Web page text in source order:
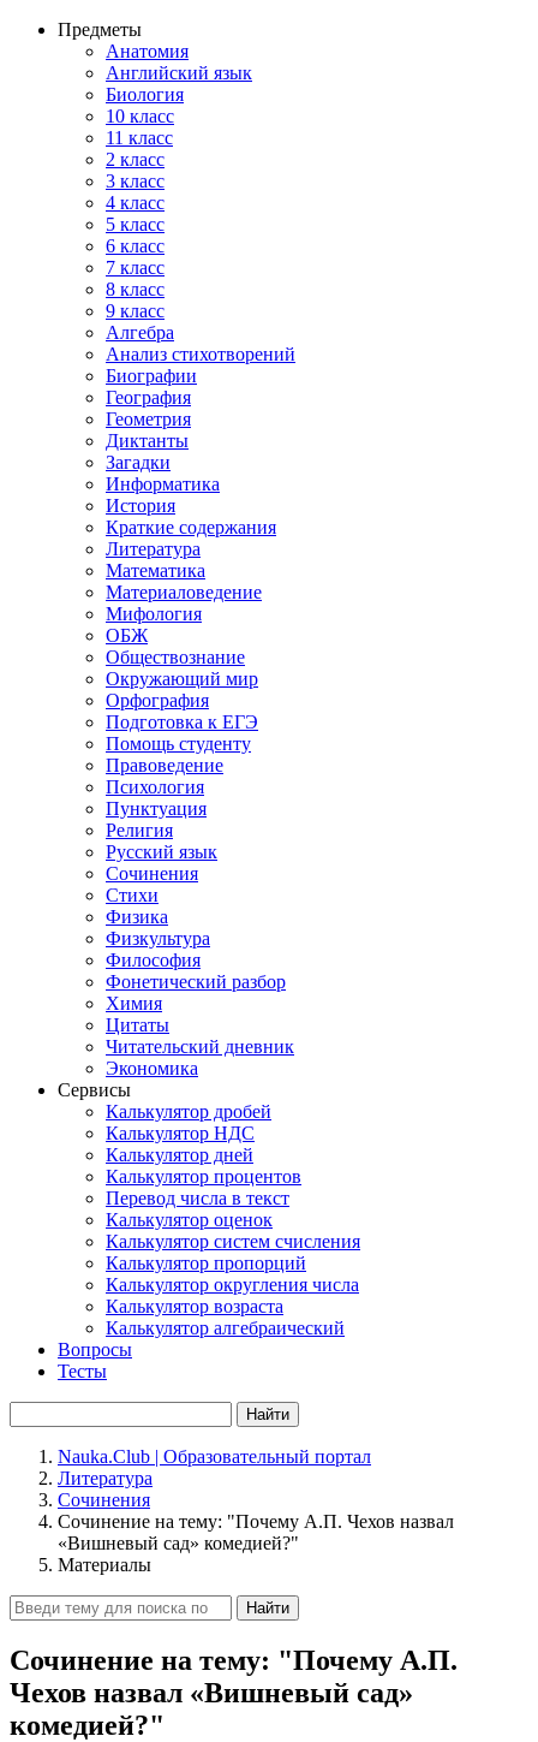
Предметы
Анатомия
Английский язык
Биология
10 класс
11 класс
2 класс
3 класс
4 класс
5 класс
6 класс
7 класс
8 класс
9 класс
Алгебра
Анализ стихотворений
Биографии
География
Геометрия
Диктанты
Загадки
Информатика
История
Краткие содержания
Литература
Математика
Материаловедение
Мифология
ОБЖ
Обществознание
Окружающий мир
Орфография
Подготовка к ЕГЭ
Помощь студенту
Правоведение
Психология
Пунктуация
Религия
Русский язык
Сочинения
Стихи
Физика
Физкультура
Философия
Фонетический разбор
Химия
Цитаты
Читательский дневник
Экономика
Сервисы
Калькулятор дробей
Калькулятор НДС
Калькулятор дней
Калькулятор процентов
Перевод числа в текст
Калькулятор оценок
Калькулятор систем счисления
Калькулятор пропорций
Калькулятор округления числа
Калькулятор возраста
Калькулятор алгебраический
Вопросы
Тесты
Найти
Nauka.Club | Образовательный портал
Литература
Сочинения
Сочинение на тему: "Почему А.П. Чехов назвал
«Вишневый сад» комедией?"
Материалы
Найти
Сочинение на тему: "Почему А.П.
Чехов назвал «Вишневый сад»
комедией?"